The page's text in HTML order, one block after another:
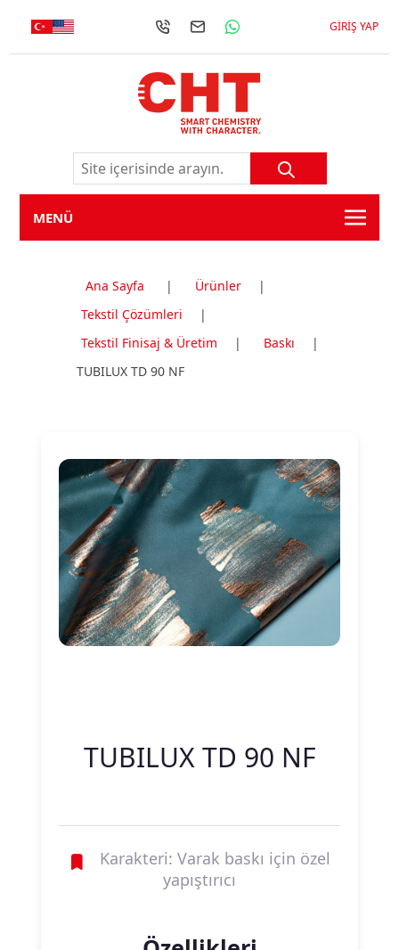
GIRIŞ YAP
MENÜ
Ana Sayfa | Ürünler
|
Tekstil Çözümleri
|
Tekstil Finisaj & Üretim
| Baskı
|
TUBILUX TD 90 NF
TUBILUX TD 90 NF
Karakteri: Varak baskı için özel
yapıştırıcı